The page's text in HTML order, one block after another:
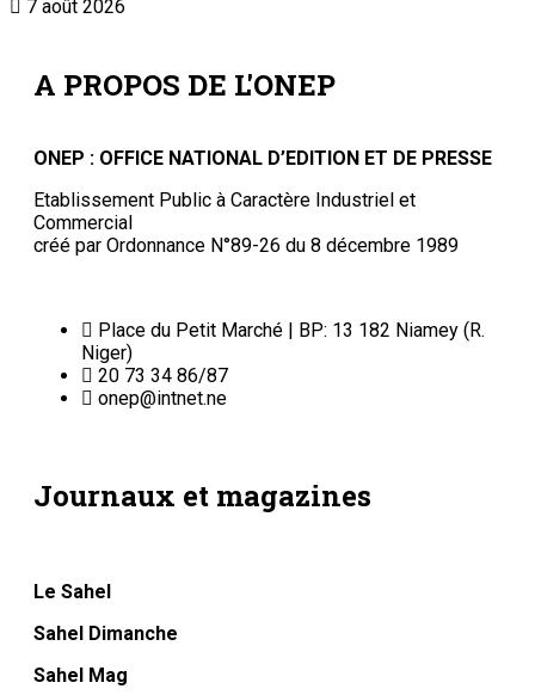
7 août 2026
A PROPOS DE L'ONEP
ONEP : OFFICE NATIONAL D’EDITION ET DE PRESSE
Etablissement Public à Caractère Industriel et
Commercial
créé par Ordonnance N°89-26 du 8 décembre 1989
Place du Petit Marché | BP: 13 182 Niamey (R.
Niger)
20 73 34 86/87
onep@intnet.ne
Journaux et magazines
Le Sahel
Sahel Dimanche
Sahel Mag